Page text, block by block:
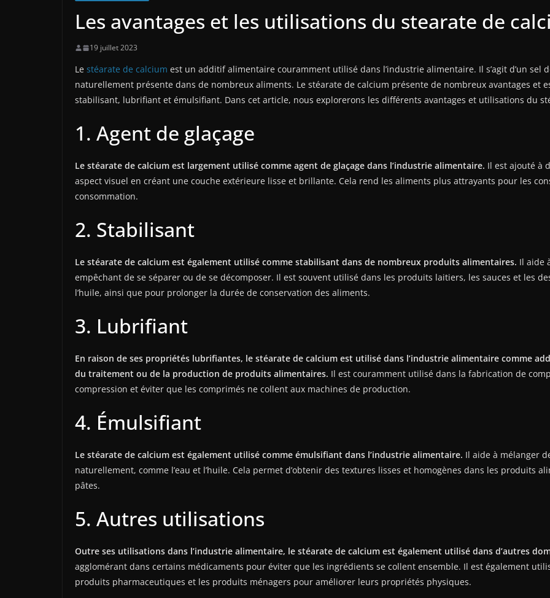
Les avantages et les utilisations du stearate de
19 juillet 2023
Le stéarate de calcium est un additif alimentaire couramment utilisé dans l’industrie alimentaire. Il s’agit d’un sel
naturellement présente dans de nombreux aliments. Le stéarate de calcium présente de nombreux avantages et
stabilisant, lubrifiant et émulsifiant. Dans cet article, nous explorerons les différents avantages et utilisations du
1. Agent de glaçage
Le stéarate de calcium est largement utilisé comme agent de glaçage dans l’industrie alimentaire. Il est ajouté à
aspect visuel en créant une couche extérieure lisse et brillante. Cela rend les aliments plus attrayants pour les
consommation.
2. Stabilisant
Le stéarate de calcium est également utilisé comme stabilisant dans de nombreux produits alimentaires. Il aide
empêchant de se séparer ou de se décomposer. Il est souvent utilisé dans les produits laitiers, les sauces et les
l’huile, ainsi que pour prolonger la durée de conservation des aliments.
3. Lubrifiant
En raison de ses propriétés lubrifiantes, le stéarate de calcium est utilisé dans l’industrie alimentaire comme
du traitement ou de la production de produits alimentaires. Il est couramment utilisé dans la fabrication de
compression et éviter que les comprimés ne collent aux machines de production.
4. Émulsifiant
Le stéarate de calcium est également utilisé comme émulsifiant dans l’industrie alimentaire. Il aide à mélanger
naturellement, comme l’eau et l’huile. Cela permet d’obtenir des textures lisses et homogènes dans les produits
pâtes.
5. Autres utilisations
Outre ses utilisations dans l’industrie alimentaire, le stéarate de calcium est également utilisé dans d’autres
agglomérant dans certains médicaments pour éviter que les ingrédients se collent ensemble. Il est également
produits pharmaceutiques et les produits ménagers pour améliorer leurs propriétés physiques.